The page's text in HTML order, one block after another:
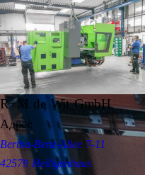
R+M de Wit GmbH
Адрес
Bertha-Benz-Allee 7-11
42579 Heiligenhaus